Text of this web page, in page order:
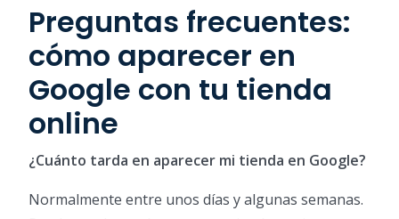
Preguntas frecuentes:
cómo aparecer en
Google con tu tienda
online
¿Cuánto tarda en aparecer mi tienda en Google?
Normalmente entre unos días y algunas semanas.